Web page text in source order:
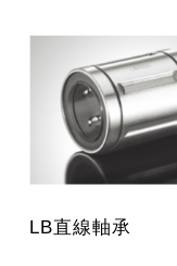
LB直線軸承